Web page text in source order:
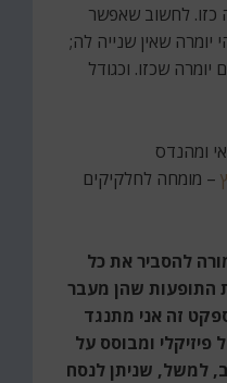
כזו. לחשוב שאפשר
יומרה שאין שנייה לה;
שכזו. וכגודל
ומהנדס
– מומחה לחלקיקים
להסביר את כל
התופעות שהן מעבר
זה אני מתנגד
פיזיקלי ומבוסס על
למשל, שניתן לנסח